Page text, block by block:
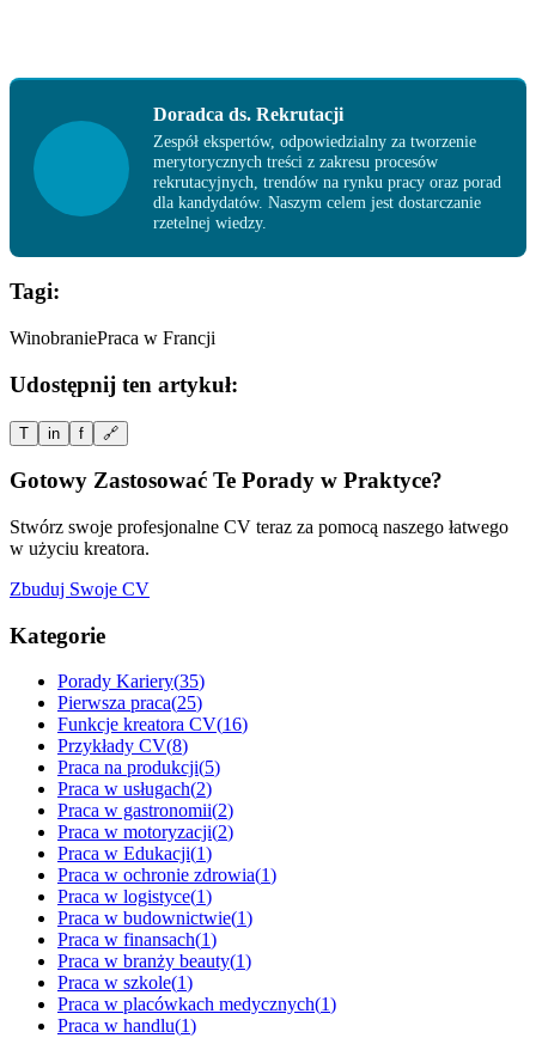
Doradca ds. Rekrutacji
Zespół ekspertów, odpowiedzialny za tworzenie
merytorycznych treści z zakresu procesów
rekrutacyjnych, trendów na rynku pracy oraz porad
dla kandydatów. Naszym celem jest dostarczanie
rzetelnej wiedzy.
Tagi:
WinobraniePraca w Francji
Udostępnij ten artykuł:
T in f 🔗
Gotowy Zastosować Te Porady w Praktyce?
Stwórz swoje profesjonalne CV teraz za pomocą naszego łatwego
w użyciu kreatora.
Zbuduj Swoje CV
Kategorie
Porady Kariery(35)
Pierwsza praca(25)
Funkcje kreatora CV(16)
Przykłady CV(8)
Praca na produkcji(5)
Praca w usługach(2)
Praca w gastronomii(2)
Praca w motoryzacji(2)
Praca w Edukacji(1)
Praca w ochronie zdrowia(1)
Praca w logistyce(1)
Praca w budownictwie(1)
Praca w finansach(1)
Praca w branży beauty(1)
Praca w szkole(1)
Praca w placówkach medycznych(1)
Praca w handlu(1)